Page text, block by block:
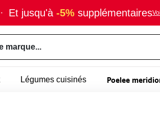
· Et jusqu'à -5% supplémentaires
marque...
Légumes cuisinés Poelee